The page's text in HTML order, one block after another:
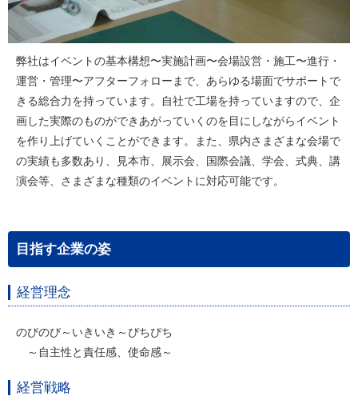
弊社はイベントの基本構想〜実施計画〜会場設営・施工〜進行・
運営・管理〜アフターフォローまで、あらゆる場面でサポートで
きる総合力を持っています。自社で工場を持っていますので、企
画した実際のものができあがっていくのを目にしながらイベント
を作り上げていくことができます。また、県内さまざまな会場で
の実績も多数あり、見本市、展示会、国際会議、学会、式典、講
演会等、さまざまな種類のイベントに対応可能です。
目指す企業の姿
経営理念
のびのび～いきいき～ぴちぴち
～自主性と責任感、使命感～
経営戦略